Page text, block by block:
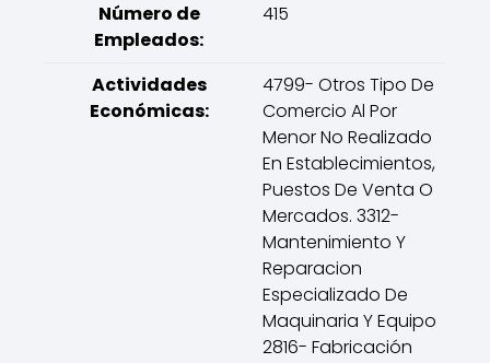
Número de
Empleados:
415
Actividades
Económicas:
4799- Otros Tipo De
Comercio Al Por
Menor No Realizado
En Establecimientos,
Puestos De Venta O
Mercados. 3312-
Mantenimiento Y
Reparacion
Especializado De
Maquinaria Y Equipo
2816- Fabricación